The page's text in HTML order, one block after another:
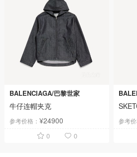
BALENCIAGA/巴黎世家
牛仔连帽夹克
参考价格： ¥24900
0 0
参考